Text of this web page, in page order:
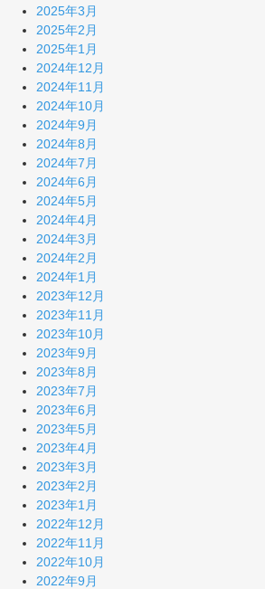
2025年3月
2025年2月
2025年1月
2024年12月
2024年11月
2024年10月
2024年9月
2024年8月
2024年7月
2024年6月
2024年5月
2024年4月
2024年3月
2024年2月
2024年1月
2023年12月
2023年11月
2023年10月
2023年9月
2023年8月
2023年7月
2023年6月
2023年5月
2023年4月
2023年3月
2023年2月
2023年1月
2022年12月
2022年11月
2022年10月
2022年9月